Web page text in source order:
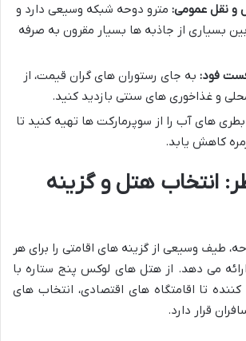
و نقل عمومی: مترو دوحه شبکه وسیعی دارد و
بسیاری از جاذبه ها بسیار مقرون به صرفه
فود: به جای رستوران های گران قیمت، از
و غذاخوری های سنتی بازدید کنید.
بطری های آب را از سوپرمارکت ها تهیه کنید تا
کاهش یابد.
انتخاب هتل و گزینه
طیف وسیعی از گزینه های اقامتی را برای هر
می دهد. از هتل های لوکس پنج ستاره با
تا اقامتگاه های اقتصادی، انتخاب های
قرار دارد.